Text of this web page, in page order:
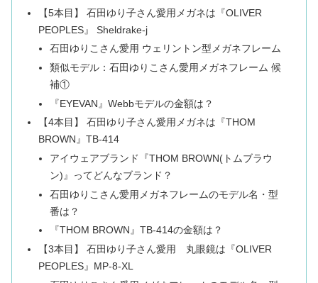
【5本目】 石田ゆり子さん愛用メガネは『OLIVER
PEOPLES』 Sheldrake-j
石田ゆりこさん愛用 ウェリントン型メガネフレーム
類似モデル：石田ゆりこさん愛用メガネフレーム 候
補①
『EYEVAN』Webbモデルの金額は？
【4本目】 石田ゆり子さん愛用メガネは『THOM
BROWN』TB-414
アイウェアブランド『THOM BROWN(トムブラウ
ン)』ってどんなブランド？
石田ゆりこさん愛用メガネフレームのモデル名・型
番は？
『THOM BROWN』TB-414の金額は？
【3本目】 石田ゆり子さん愛用 丸眼鏡は『OLIVER
PEOPLES』MP-8-XL